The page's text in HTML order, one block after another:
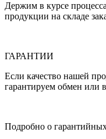
Держим в курсе
продукции на складе
ГАРАНТИИ
Если качество нашей
гарантируем обмен или
Подробно о